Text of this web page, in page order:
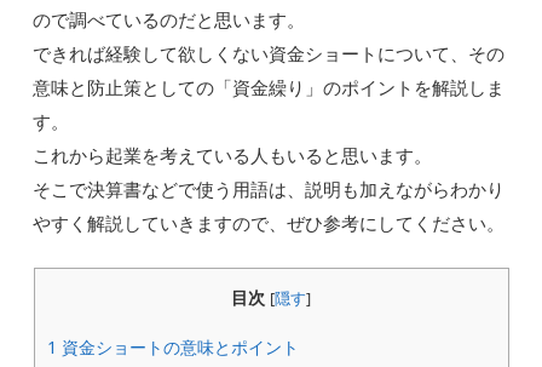
ので調べているのだと思います。
できれば経験して欲しくない資金ショートについて、その
意味と防止策としての「資金繰り」のポイントを解説しま
す。
これから起業を考えている人もいると思います。
そこで決算書などで使う用語は、説明も加えながらわかり
やすく解説していきますので、ぜひ参考にしてください。
目次 [隠す]
1 資金ショートの意味とポイント